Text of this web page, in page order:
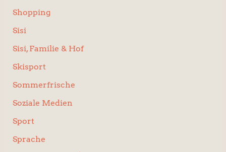
Shopping
Sisi
Sisi, Familie & Hof
Skisport
Sommerfrische
Soziale Medien
Sport
Sprache